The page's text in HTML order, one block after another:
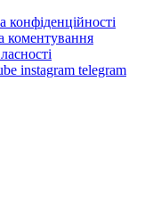
конфіденційності
коментування
instagram telegram